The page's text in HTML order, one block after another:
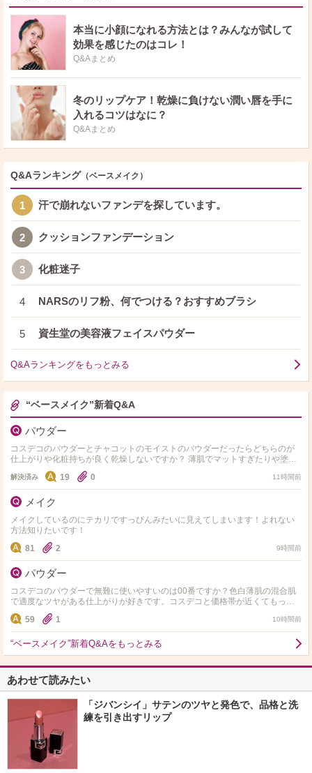
本当に小顔になれる方法とは？みんなが試して
効果を感じたのはコレ！
Q&Aまとめ
冬のリップケア！乾燥に負けない潤い唇を手に
入れるコツはなに？
Q&Aまとめ
Q&Aランキング （ベースメイク）
1 汗で崩れないファンデを探しています。
2 クッションファンデーション
3 化粧迷子
4 NARSのリフ粉、何でつける？おすすめブラシ
5 資生堂の美容液フェイスパウダー
Q&Aランキングをもっとみる
“ベースメイク”新着Q&A
パウダー
コスデコのパウダーとチャコットのモイストのパウダーだったらどちらのが
仕上がりや化粧持ちが良く乾燥しないですか？ 薄肌でマットすぎたりや塗っ
た感が出やすい物は避けてます。粒子が細かく粉っぽくならな…
解決済み 19 0 11時間前
メイク
メイクしているのにテカリですっぴんみたいに見えてしまいます！よれない
方法知りたいです！
81
2 9時間前
パウダー
コスデコのパウダーで無難に使いやすいのは00番ですか？色白薄肌の混合肌
で適度なツヤがある仕上がりが好きです。コスデコと価格帯が近くてもっと
仕上がりや化粧持ちが良いパウダーってありますか？
59 1 10時間前
“ベースメイク”新着Q&Aをもっとみる
あわせて読みたい
「ジバンシイ」サテンのツヤと発色で、品格と洗
練を引き出すリップ